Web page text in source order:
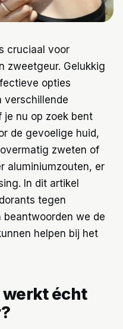
cruciaal voor
zweetgeur. Gelukkig
opties
verschillende
je nu op zoek bent
de gevoelige huid,
zweten of
aluminiumzouten, er
In dit artikel
tegen
we de
helpen bij het
werkt écht